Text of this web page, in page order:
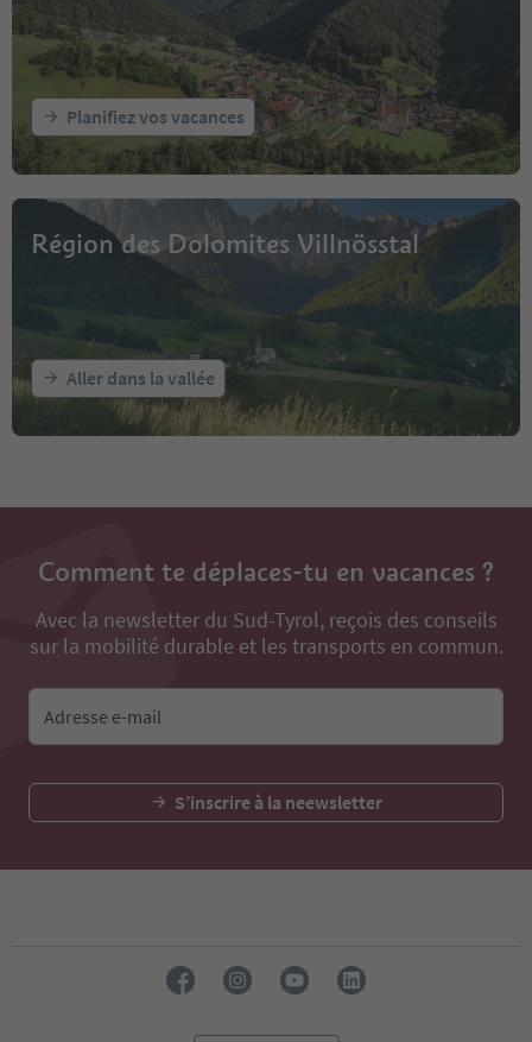
Planifiez vos vacances
Région des Dolomites Villnösstal
Aller dans la vallée
Comment te déplaces-tu en vacances ?
Avec la newsletter du Sud-Tyrol, reçois des conseils
sur la mobilité durable et les transports en commun.
Adresse e-mail
S’inscrire à la neewsletter